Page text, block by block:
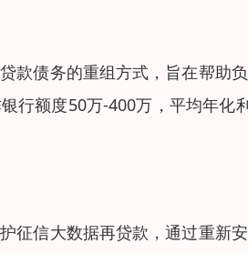
款债务的重组方式，旨在帮助
行额度50万-400万，平均年化
征信大数据再贷款，通过重新